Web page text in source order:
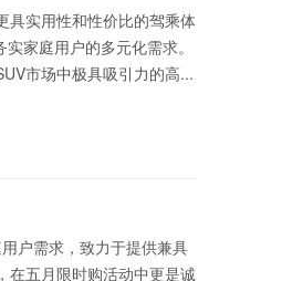
具实用性和性价比的驾乘体
家庭用户的多元化需求。
市场中极具吸引力的高...
户需求，致力于提供兼具
在五月限时购活动中更是诚